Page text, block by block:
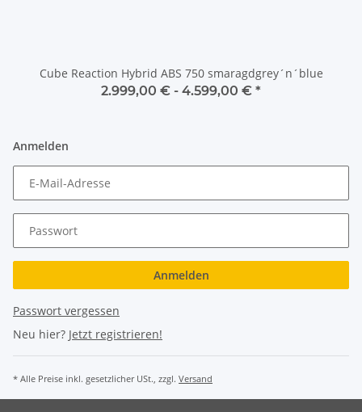
Cube Reaction Hybrid ABS 750 smaragdgrey´n´blue
2.999,00 € - 4.599,00 € *
Anmelden
E-Mail-Adresse
Passwort
Anmelden
Passwort vergessen
Neu hier? Jetzt registrieren!
* Alle Preise inkl. gesetzlicher USt., zzgl. Versand